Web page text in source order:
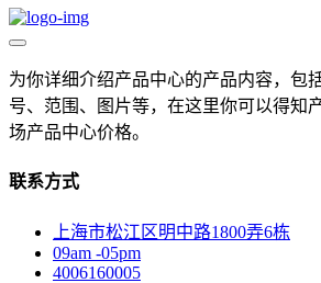
为你详细介绍产品中心的产品内容，包
号、范围、图片等，在这里你可以得知
场产品中心价格。
联系方式
上海市松江区明中路1800弄6栋
09am -05pm
4006160005